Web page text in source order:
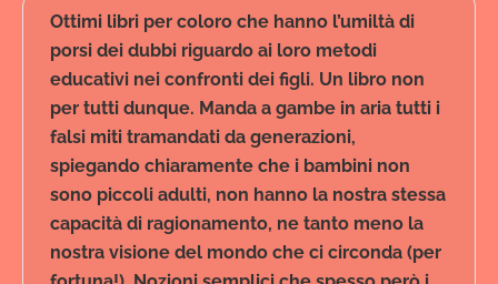
Ottimi libri per coloro che hanno l’umiltà di
porsi dei dubbi riguardo ai loro metodi
educativi nei confronti dei figli. Un libro non
per tutti dunque. Manda a gambe in aria tutti i
falsi miti tramandati da generazioni,
spiegando chiaramente che i bambini non
sono piccoli adulti, non hanno la nostra stessa
capacità di ragionamento, ne tanto meno la
nostra visione del mondo che ci circonda (per